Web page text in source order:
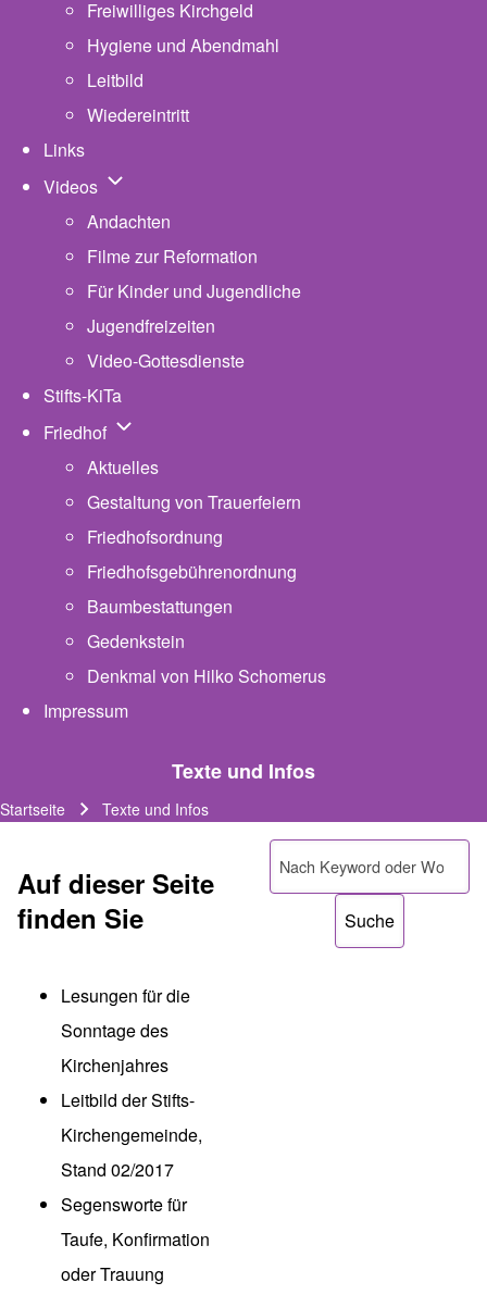
Freiwilliges Kirchgeld
Hygiene und Abendmahl
Leitbild
Wiedereintritt
Links
Videos Unternavigation von Videos
Andachten
Filme zur Reformation
Für Kinder und Jugendliche
Jugendfreizeiten
Video-Gottesdienste
Stifts-KiTa
Friedhof Unternavigation von Friedhof
Aktuelles
Gestaltung von Trauerfeiern
Friedhofsordnung
Friedhofsgebührenordnung
Baumbestattungen
Gedenkstein
Denkmal von Hilko Schomerus
Impressum
Texte und Infos
Startseite Texte und Infos
Auf dieser Seite
finden Sie
Lesungen für die
Sonntage des
Kirchenjahres
Leitbild der Stifts-
Kirchengemeinde,
Stand 02/2017
Segensworte für
Taufe, Konfirmation
oderTrauung
Suche